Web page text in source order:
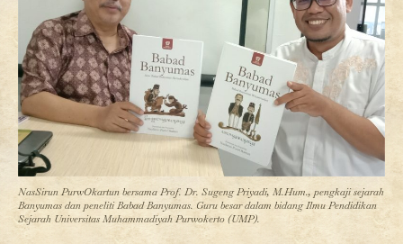
NasSirun PurwOkartun bersama Prof. Dr. Sugeng Priyadi, M.Hum., pengkaji sejarah
Banyumas dan peneliti Babad Banyumas. Guru besar dalam bidang Ilmu Pendidikan
Sejarah Universitas Muhammadiyah Purwokerto (UMP).